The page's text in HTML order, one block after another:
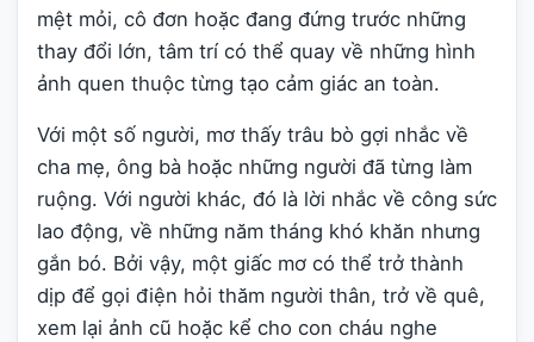
mệt mỏi, cô đơn hoặc đang đứng trước những
thay đổi lớn, tâm trí có thể quay về những hình
ảnh quen thuộc từng tạo cảm giác an toàn.
Với một số người, mơ thấy trâu bò gợi nhắc về
cha mẹ, ông bà hoặc những người đã từng làm
ruộng. Với người khác, đó là lời nhắc về công sức
lao động, về những năm tháng khó khăn nhưng
gắn bó. Bởi vậy, một giấc mơ có thể trở thành
dịp để gọi điện hỏi thăm người thân, trở về quê,
xem lại ảnh cũ hoặc kể cho con cháu nghe